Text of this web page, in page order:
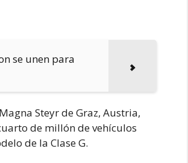
se unen para
Steyr de Graz, Austria,
de millón de vehículos
de la Clase G.